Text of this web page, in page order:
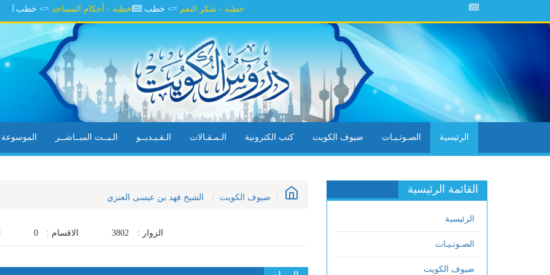
خطبة - خطبة - أحكام المساجد=> خطب خطبة - شكر النعم=> خطب
الرئيسية الصـوتـيـات ضيوف الكويت كتب الكترونية الـمـقـالات الـفـيـديــو الـبــث المبــاشــر الموسوعة
القائمة الرئيسية
الرئيسية
الصـوتـيـات
ضيوف الكويت
ضيوف الكويت الشيخ فهد بن عيسى العنزي
الزوار : 3802 الاقسام : 0